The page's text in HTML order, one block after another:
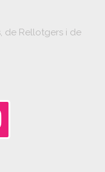
de Rellotgers i de